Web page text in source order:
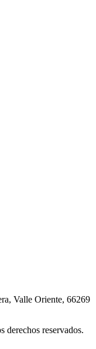
Valle Oriente, 66269
reservados.